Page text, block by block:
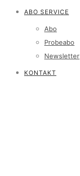
ABO SERVICE
Abo
Probeabo
Newsletter
KONTAKT